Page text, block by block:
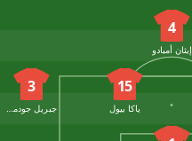
4
إيثان أمبادو
15
ياكا بيول
3